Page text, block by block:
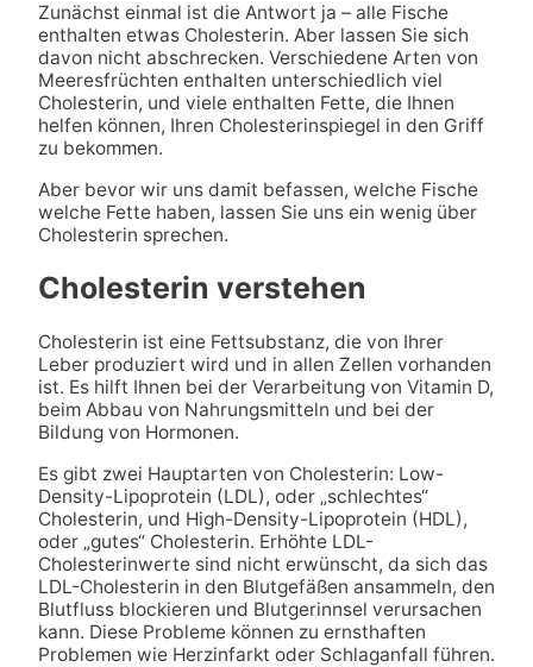
Zunächst einmal ist die Antwort ja – alle Fische
enthalten etwas Cholesterin. Aber lassen Sie sich
davon nicht abschrecken. Verschiedene Arten von
Meeresfrüchten enthalten unterschiedlich viel
Cholesterin, und viele enthalten Fette, die Ihnen
helfen können, Ihren Cholesterinspiegel in den Griff
zu bekommen.
Aber bevor wir uns damit befassen, welche Fische
welche Fette haben, lassen Sie uns ein wenig über
Cholesterin sprechen.
Cholesterin verstehen
Cholesterin ist eine Fettsubstanz, die von Ihrer
Leber produziert wird und in allen Zellen vorhanden
ist. Es hilft Ihnen bei der Verarbeitung von Vitamin D,
beim Abbau von Nahrungsmitteln und bei der
Bildung von Hormonen.
Es gibt zwei Hauptarten von Cholesterin: Low-
Density-Lipoprotein (LDL), oder „schlechtes“
Cholesterin, und High-Density-Lipoprotein (HDL),
oder „gutes“ Cholesterin. Erhöhte LDL-
Cholesterinwerte sind nicht erwünscht, da sich das
LDL-Cholesterin in den Blutgefäßen ansammeln, den
Blutfluss blockieren und Blutgerinnsel verursachen
kann. Diese Probleme können zu ernsthaften
Problemen wie Herzinfarkt oder Schlaganfall führen.